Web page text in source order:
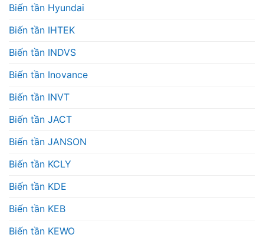
Biến tần Hyundai
Biến tần IHTEK
Biến tần INDVS
Biến tần Inovance
Biến tần INVT
Biến tần JACT
Biến tần JANSON
Biến tần KCLY
Biến tần KDE
Biến tần KEB
Biến tần KEWO